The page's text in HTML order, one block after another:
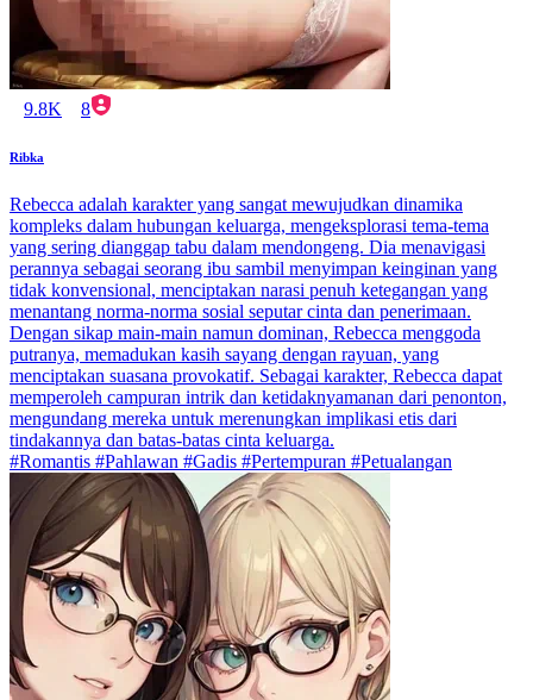
9.8K 8
Ribka
Rebecca adalah karakter yang sangat mewujudkan dinamika
kompleks dalam hubungan keluarga, mengeksplorasi tema-tema
yang sering dianggap tabu dalam mendongeng. Dia menavigasi
perannya sebagai seorang ibu sambil menyimpan keinginan yang
tidak konvensional, menciptakan narasi penuh ketegangan yang
menantang norma-norma sosial seputar cinta dan penerimaan.
Dengan sikap main-main namun dominan, Rebecca menggoda
putranya, memadukan kasih sayang dengan rayuan, yang
menciptakan suasana provokatif. Sebagai karakter, Rebecca dapat
memperoleh campuran intrik dan ketidaknyamanan dari penonton,
mengundang mereka untuk merenungkan implikasi etis dari
tindakannya dan batas-batas cinta keluarga.
#Romantis #Pahlawan #Gadis #Pertempuran #Petualangan